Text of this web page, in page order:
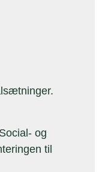
og
til